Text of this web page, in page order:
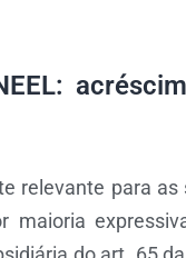
relevante para as
maioria